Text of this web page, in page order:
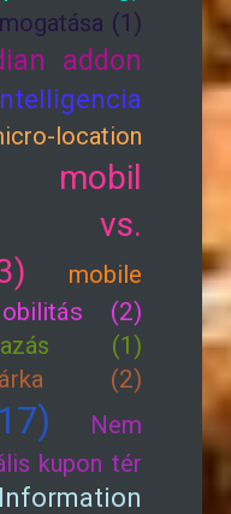
(1)
addon
location
mobil
vs.
mobile
(2)
(1)
(2)
Nem
kupon tér